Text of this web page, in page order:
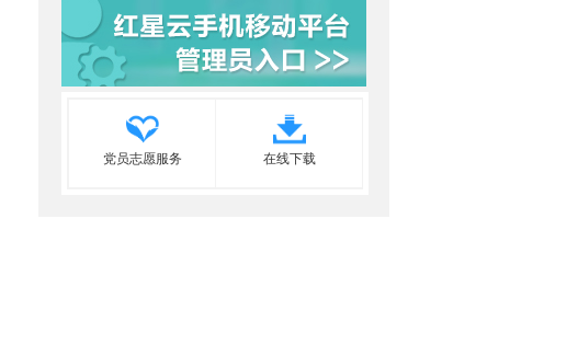
党员志愿服务 在线下载